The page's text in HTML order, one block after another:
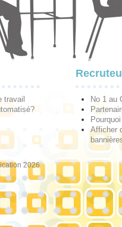
travail
No 1 au
Afficher
2026